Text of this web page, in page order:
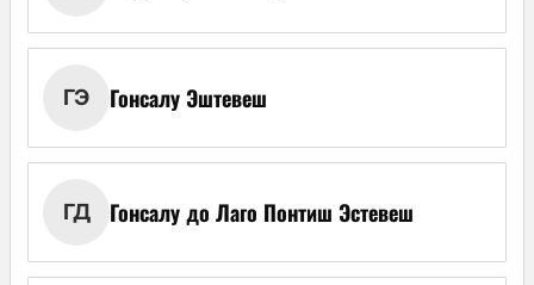
ГЭ Гонсалу Эштевеш
ГД Гонсалу до Лаго Понтиш Эстевеш